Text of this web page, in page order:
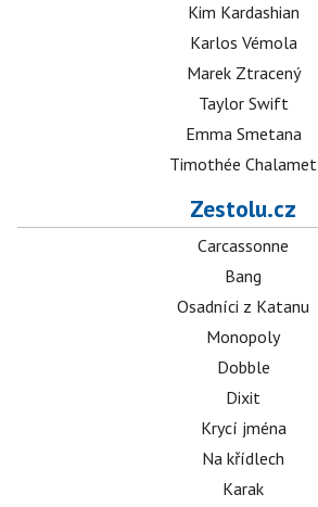
Kim Kardashian
Karlos Vémola
Marek Ztracený
Taylor Swift
Emma Smetana
Timothée Chalamet
Zestolu.cz
Carcassonne
Bang
Osadníci z Katanu
Monopoly
Dobble
Dixit
Krycí jména
Na křídlech
Karak